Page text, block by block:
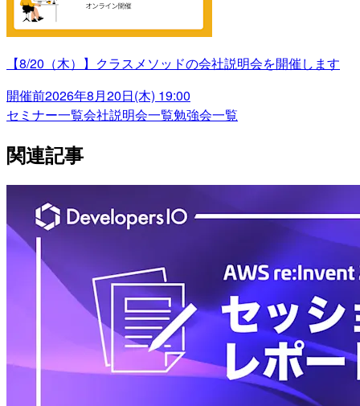
【8/20（木）】クラスメソッドの会社説明会を開催します
開催前2026年8月20日(木) 19:00
セミナー一覧会社説明会一覧勉強会一覧
関連記事